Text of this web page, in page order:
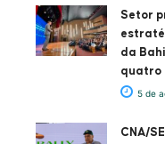
Setor
da
quatro
5 de
CNA/